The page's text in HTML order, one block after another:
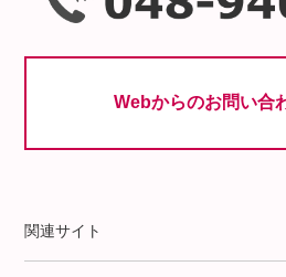
Webからのお問い合
関連サイト